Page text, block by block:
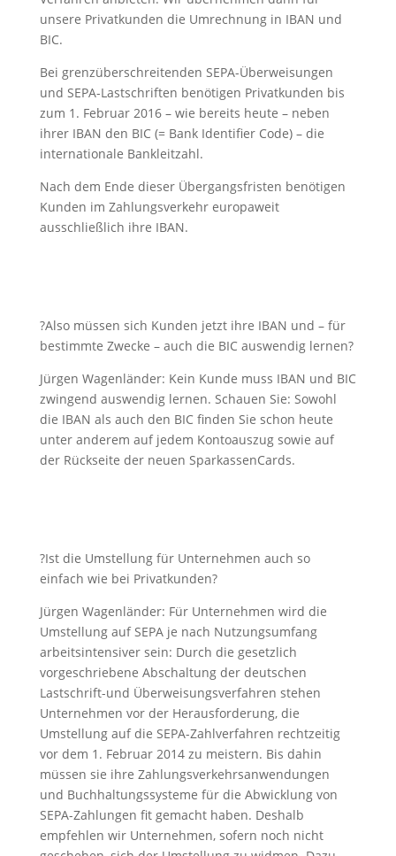
unsere Privatkunden die Umrechnung in IBAN und
BIC.
Bei grenzüberschreitenden SEPA-Überweisungen
und SEPA-Lastschriften benötigen Privatkunden bis
zum 1. Februar 2016 – wie bereits heute – neben
ihrer IBAN den BIC (= Bank Identifier Code) – die
internationale Bankleitzahl.
Nach dem Ende dieser Übergangsfristen benötigen
Kunden im Zahlungsverkehr europaweit
ausschließlich ihre IBAN.
?Also müssen sich Kunden jetzt ihre IBAN und – für
bestimmte Zwecke – auch die BIC auswendig lernen?
Jürgen Wagenländer: Kein Kunde muss IBAN und BIC
zwingend auswendig lernen. Schauen Sie: Sowohl
die IBAN als auch den BIC finden Sie schon heute
unter anderem auf jedem Kontoauszug sowie auf
der Rückseite der neuen SparkassenCards.
?Ist die Umstellung für Unternehmen auch so
einfach wie bei Privatkunden?
Jürgen Wagenländer: Für Unternehmen wird die
Umstellung auf SEPA je nach Nutzungsumfang
arbeitsintensiver sein: Durch die gesetzlich
vorgeschriebene Abschaltung der deutschen
Lastschrift-und Überweisungsverfahren stehen
Unternehmen vor der Herausforderung, die
Umstellung auf die SEPA-Zahlverfahren rechtzeitig
vor dem 1. Februar 2014 zu meistern. Bis dahin
müssen sie ihre Zahlungsverkehrsanwendungen
und Buchhaltungssysteme für die Abwicklung von
SEPA-Zahlungen fit gemacht haben. Deshalb
empfehlen wir Unternehmen, sofern noch nicht